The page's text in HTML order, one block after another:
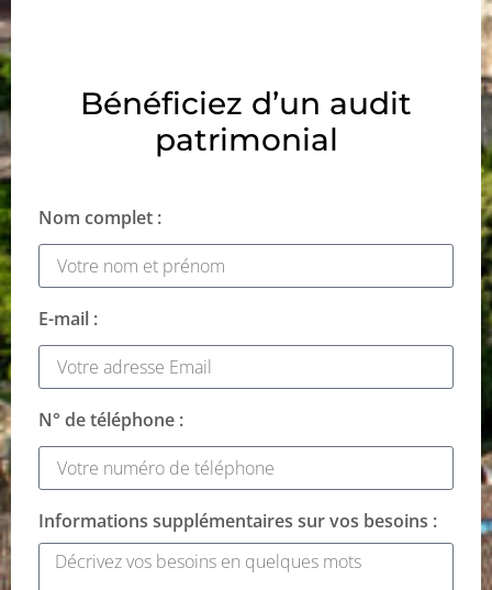
Bénéficiez d’un audit
patrimonial
Nom complet :
E-mail :
N° de téléphone :
Informations supplémentaires sur vos besoins :